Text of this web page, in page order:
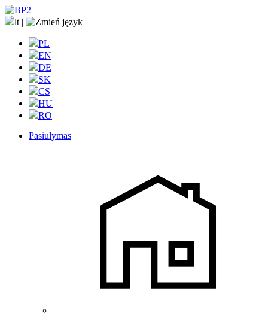
lt |
PL
EN
DE
SK
CS
HU
RO
Pasiūlymas